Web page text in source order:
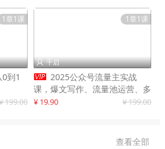
1章1课
到1
199.00
1章1课
 千启
 2025公众号流量主实战
课，爆文写作、流量池运营、多
平台分发，新手日入千元月赚5
¥ 19.90 ¥ 199.00
查看全部